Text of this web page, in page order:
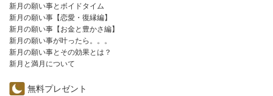
新月の願い事とボイドタイム
新月の願い事【恋愛・復縁編】
新月の願い事【お金と豊かさ編】
新月の願い事が叶ったら。。。
新月の願い事とその効果とは？
新月と満月について
無料プレゼント